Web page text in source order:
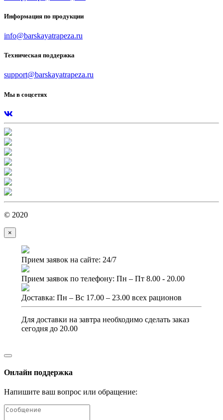
Информация по продукции
info@barskayatrapeza.ru
Техническая поддержка
support@barskayatrapeza.ru
Мы в соцсетях
© 2020
×
Прием заявок на сайте: 24/7
Прием заявок по телефону: Пн – Пт 8.00 - 20.00
Доставка: Пн – Вс 17.00 – 23.00 всех рационов
Для доставки на завтра необходимо сделать заказ
сегодня до 20.00
Онлайн поддержка
Напишите ваш вопрос или обращение: